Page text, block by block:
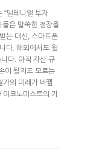
“밀레니얼 투자
은 말쑥한 정장을
는 대신, 스마트폰
다. 해외에서도 월
다. 아직 자산 규
이 될지도 모르는
가의 미래가 바뀔
코노미스트의 기